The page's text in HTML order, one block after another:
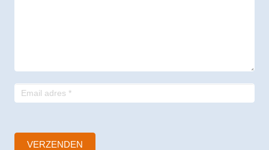
VERZENDEN